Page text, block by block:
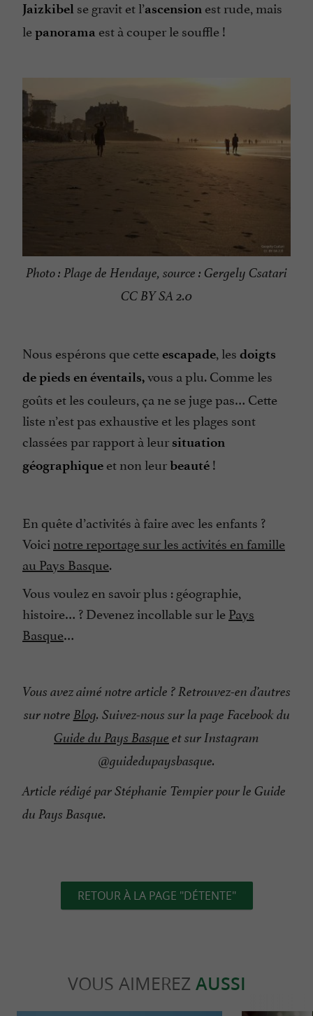
Jaizkibel se gravit et l’ascension est rude, mais
lepanorama est à couper le souffle !
Photo : Plage de Hendaye, source : Gergely Csatari
CC BY SA 2.0
Nous espérons que cetteescapade, les doigts
de pieds en éventails,vous a plu. Comme les
goûts et les couleurs, ça ne se juge pas… Cette
liste n’est pas exhaustive et les plages sont
classées par rapport à leur situation
géographique et non leurbeauté !
En quête d’activités à faire avec les enfants ?
Voici notre reportage sur les activités en famille
au Pays Basque.
Vous voulez en savoir plus : géographie,
histoire… ? Devenez incollable sur lePays
Basque…
Vous avez aimé notre article ? Retrouvez-en d’autres
sur notre Blog. Suivez-nous sur la page Facebook du
Guide du Pays Basque et sur Instagram
@guidedupaysbasque.
Article rédigé par Stéphanie Tempier pour le Guide
du Pays Basque.
RETOUR À LA PAGE "DÉTENTE"
VOUS AIMEREZ AUSSI